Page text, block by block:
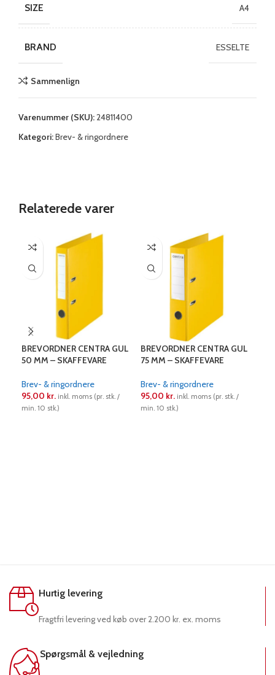
SIZE A4
BRAND ESSELTE
Sammenlign
Varenummer (SKU):24811400
Kategori:Brev- & ringordnere
Relaterede varer
BREVORDNER CENTRA GUL
50 MM – SKAFFEVARE
Brev- & ringordnere
95,00 kr. inkl. moms (pr. stk. /
min. 10 stk.)
BREVORDNER CENTRA GUL
75 MM – SKAFFEVARE
Brev- & ringordnere
95,00 kr. inkl. moms (pr. stk. /
min. 10 stk.)
Hurtig levering
Fragtfri levering ved køb over 2.200 kr. ex. moms
Spørgsmål & vejledning